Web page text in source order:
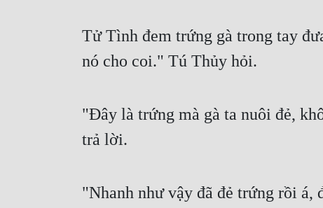
Tử Tình đem trứng gà trong tay
nó cho coi." Tú Thủy hỏi.
"Đây là trứng mà gà ta nuôi đẻ,
trả lời.
"Nhanh như vậy đã đẻ trứng rồi á,